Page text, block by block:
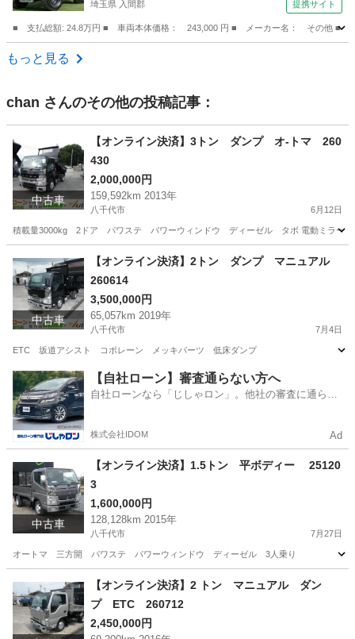
埼玉県 入間郡 提携サイト
■ 支払総額: 24.8万円 ■ 車両本体価格： 243,000 円 ■ メーカー名： その他 ■
埼玉 入間郡
もっと見る
chan さんのその他の投稿記事：
中古車
【オンライン決済】3トン ダンプ オ-トマ 260
430
2,000,000円
159,592km 2013年
八千代市 6月12日
積載量3000kg 2ドア パワステ パワーウィンドウ ディーゼル タボ 電動ミラー
三菱
中古車
【オンライン決済】2トン ダンプ マニュアル
260614
3,500,000円
65,057km 2019年
八千代市 7月4日
ETC 坂道アシスト コボレーン メッキパーツ 低床ダンプ
千葉 八千代市 その他
【自社ローン】審査通らない方へ
自社ローンなら「じしゃロン」。他社の審査に通らな
株式会社IDOM Ad
中古車
【オンライン決済】1.5トン 平ボディー 25120
3
1,600,000円
128,128km 2015年
八千代市 7月27日
オートマ 三方開 パワステ パワーウィンドウ ディーゼル 3人乗り
その他 ディーゼル
【オンライン決済】2 トン マニュアル ダン
プ ETC 260712
2,450,000円